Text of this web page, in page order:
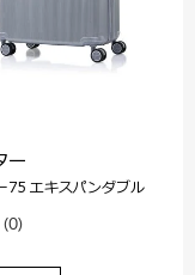
ー
75 エキスパンダブル
(0)